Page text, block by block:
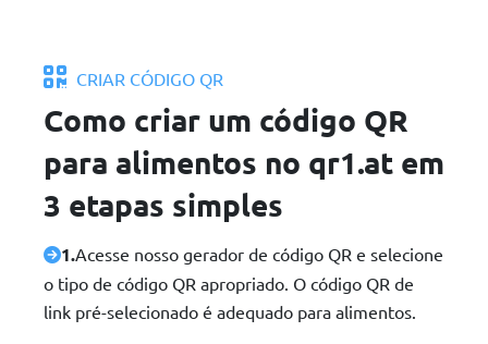
CRIAR CÓDIGO QR
Como criar um código QR
para alimentos no qr1.at em
3 etapas simples
1.Acesse nosso gerador de código QR e selecione
o tipo de código QR apropriado. O código QR de
link pré-selecionado é adequado para alimentos.